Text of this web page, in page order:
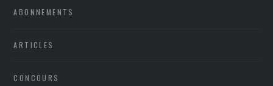
ABONNEMENTS
ARTICLES
CONCOURS